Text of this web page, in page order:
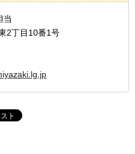
当
2丁目10番1号